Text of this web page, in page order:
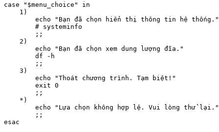
case "$menu_choice" in
    1)
        echo "Bạn đã chọn hiển thị thông tin hệ thống."
        # systeminfo
        ;;
    2)
        echo "Bạn đã chọn xem dung lượng đĩa."
        df -h
        ;;
    3)
        echo "Thoát chương trình. Tạm biệt!"
        exit 0
        ;;
    *)
        echo "Lựa chọn không hợp lệ. Vui lòng thử lại."
        ;;